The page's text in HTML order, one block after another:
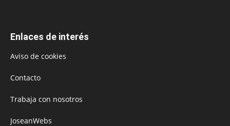
Enlaces de interés
Aviso de cookies
Contacto
Trabaja con nosotros
JoseanWebs